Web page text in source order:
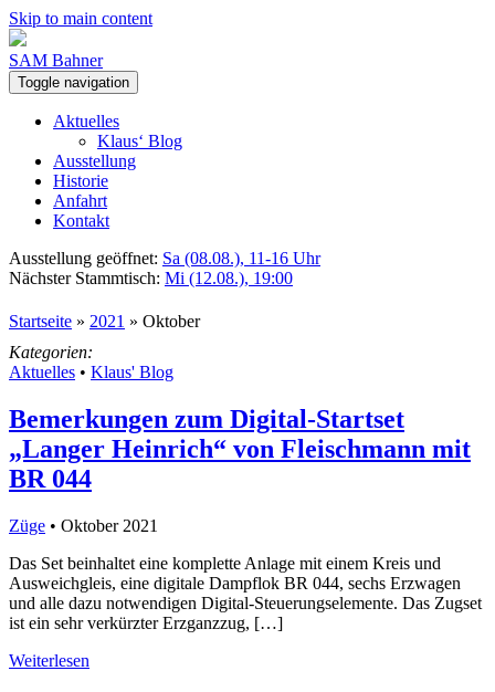
Skip to main content
SAM Bahner
Toggle navigation
Aktuelles
Klaus‘ Blog
Ausstellung
Historie
Anfahrt
Kontakt
Ausstellung geöffnet: Sa (08.08.), 11-16 Uhr
Nächster Stammtisch: Mi (12.08.), 19:00
Startseite » 2021 » Oktober
Kategorien:
Aktuelles • Klaus' Blog
Bemerkungen zum Digital-Startset
„Langer Heinrich“ von Fleischmann mit
BR 044
Züge • Oktober 2021
Das Set beinhaltet eine komplette Anlage mit einem Kreis und
Ausweichgleis, eine digitale Dampflok BR 044, sechs Erzwagen
und alle dazu notwendigen Digital-Steuerungselemente. Das Zugset
ist ein sehr verkürzter Erzganzzug, […]
Weiterlesen